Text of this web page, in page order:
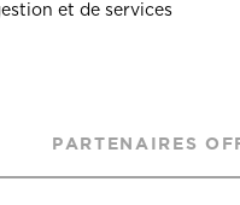
et de services
PARTENAIRES